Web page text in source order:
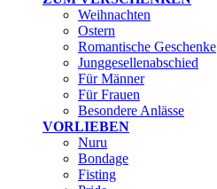
Weihnachten
Ostern
Romantische Geschenke
Junggesellenabschied
Für Männer
Für Frauen
Besondere Anlässe
VORLIEBEN
Nuru
Bondage
Fisting